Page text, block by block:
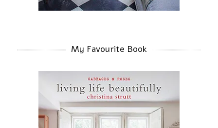
My Favourite Book